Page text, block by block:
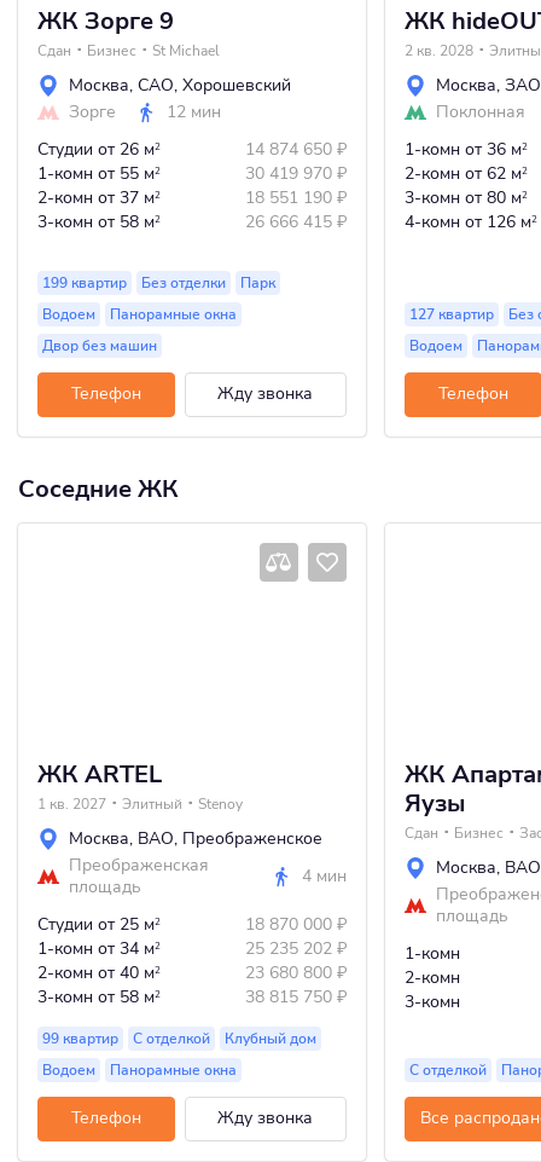
ЖК Зорге 9
Сдан Бизнес St Michael
Москва, САО, Хорошевский
Зорге
12 мин
Студии от 26 м2 14 874 650 ₽
1-комн от 55 м2 30 419 970 ₽
2-комн от 37 м2 18 551 190 ₽
3-комн от 58 м2 26 666 415 ₽
199 квартир Без отделки
Парк
Водоем
Панорамные окна
Двор без машин
Телефон Жду звонка
ЖК
2 кв. 2028
Москва, ЗАО
Поклонная
1-комн от 36 м2
2-комн от 62 м2
3-комн от 80 м2
4-комн от 126 м2
127 квартир
Без
Водоем
Телефон
Соседние ЖК
ЖК ARTEL
1 кв. 2027 Элитный Stenoy
Москва, ВАО, Преображенское
Преображенская
площадь
4 мин
Студии от 25 м2 18 870 000 ₽
1-комн от 34 м2 25 235 202 ₽
2-комн от 40 м2 23 680 800 ₽
3-комн от 58 м2 38 815 750 ₽
99 квартир С отделкой
Клубный дом
Водоем
Панорамные окна
Телефон Жду звонка
ЖК
Яузы
Сдан Бизнес
Москва, ВАО
площадь
1-комн
2-комн
3-комн
С отделкой
Все